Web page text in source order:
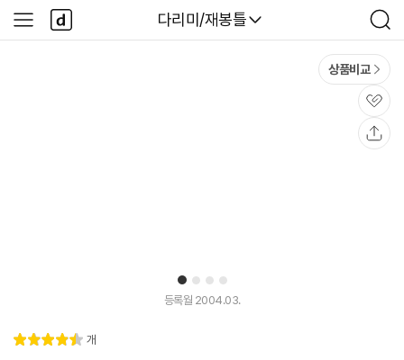
다나와
다리미/재봉틀
검
색
사
이
다
나
와
1 2 3 4
상품비교
관
심
등록월 2004.03.
별
4.
리
개